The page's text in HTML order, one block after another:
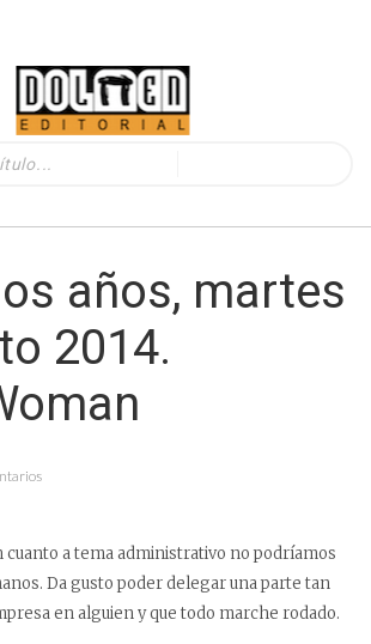
años, martes
2014.
cuanto a tema administrativo no podríamos
Da gusto poder delegar una parte tan
en alguien y que todo marche rodado.